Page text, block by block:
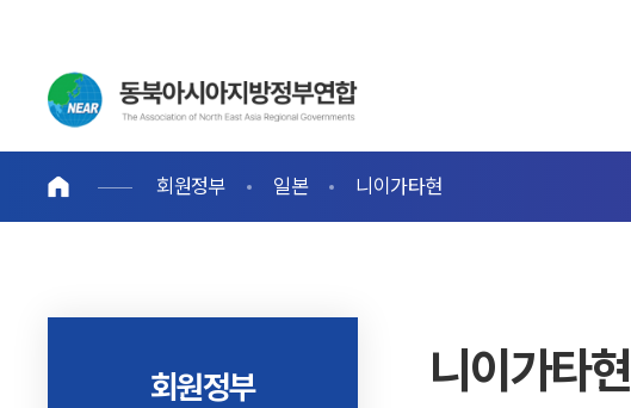
회원정부 일본 니이가타현
회원정부 니이가타현